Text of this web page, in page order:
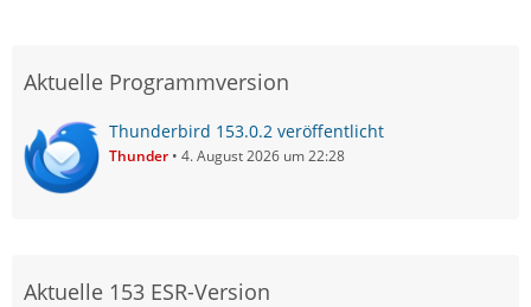
Aktuelle Programmversion
Thunderbird 153.0.2 veröffentlicht
Thunder 4. August 2026 um 22:28
Aktuelle 153 ESR-Version